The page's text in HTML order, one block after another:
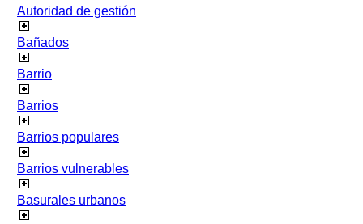
Autoridad de gestión
Bañados
Barrio
Barrios
Barrios populares
Barrios vulnerables
Basurales urbanos